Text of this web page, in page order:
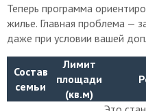
Теперь программа
жилье. Главная проблема —
даже при условии вашей
Состав
семьи
Лимит
площади
(кв.м)